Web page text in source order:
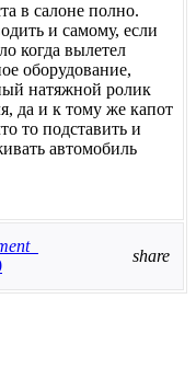
в салоне полно.
и самому, если
когда вылетел
оборудование,
натяжной ролик
да и к тому же капот
то подставить и
автомобиль
share